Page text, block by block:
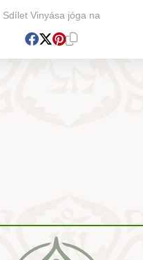
Sdílet Vinyása jóga na